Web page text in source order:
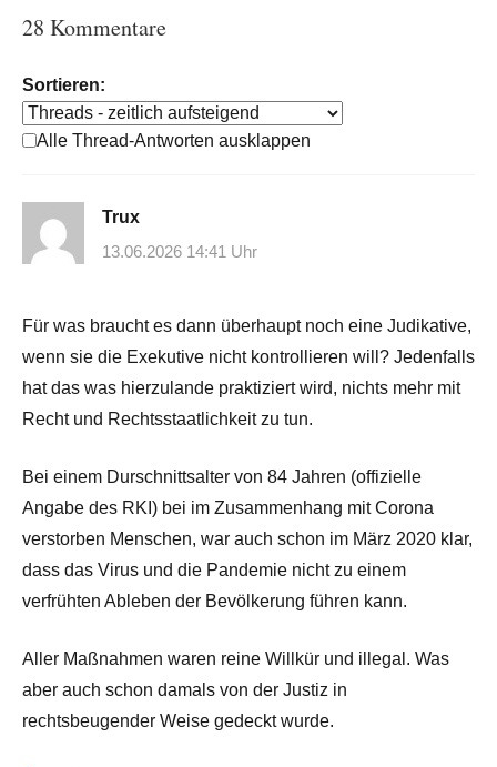
28 Kommentare
Sortieren:
Alle Thread-Antworten ausklappen
Trux
13.06.2026 14:41 Uhr
Für was braucht es dann überhaupt noch eine Judikative,
wenn sie die Exekutive nicht kontrollieren will? Jedenfalls
hat das was hierzulande praktiziert wird, nichts mehr mit
Recht und Rechtsstaatlichkeit zu tun.
Bei einem Durschnittsalter von 84 Jahren (offizielle
Angabe des RKI) bei im Zusammenhang mit Corona
verstorben Menschen, war auch schon im März 2020 klar,
dass das Virus und die Pandemie nicht zu einem
verfrühten Ableben der Bevölkerung führen kann.
Aller Maßnahmen waren reine Willkür und illegal. Was
aber auch schon damals von der Justiz in
rechtsbeugender Weise gedeckt wurde.